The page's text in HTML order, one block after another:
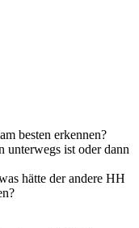
besten erkennen?
unterwegs ist oder dann
hätte der andere HH